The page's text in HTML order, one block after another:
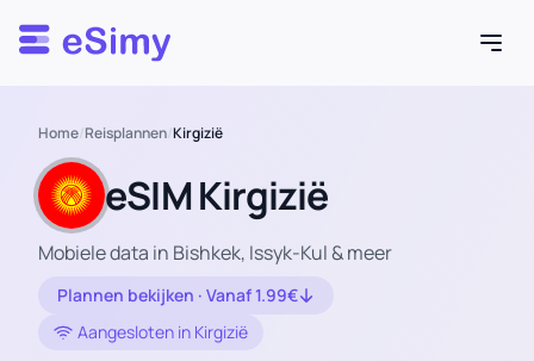
Esimy
Home/Reisplannen/Kirgizië
eSIM Kirgizië
Mobiele data in Bishkek, Issyk-Kul & meer
Plannen bekijken · Vanaf 1.99€
Aangesloten in Kirgizië